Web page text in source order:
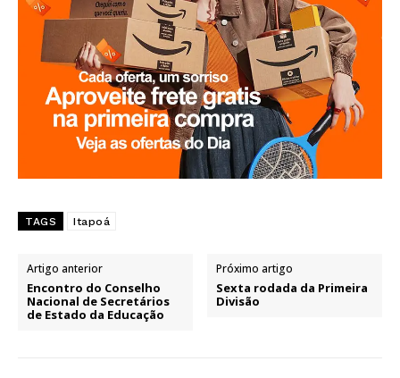
TAGS Itapoá
Artigo anterior
Encontro do Conselho
Nacional de Secretários
de Estado da Educação
Próximo artigo
Sexta rodada da Primeira
Divisão